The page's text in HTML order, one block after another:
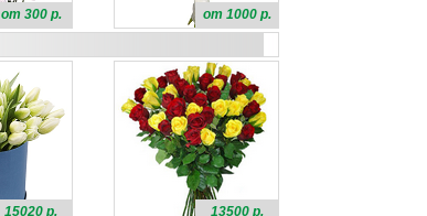
от 300 р. от 1000 р.
15020 р. 13500 р.